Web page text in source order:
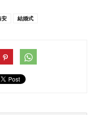
安 結婚式